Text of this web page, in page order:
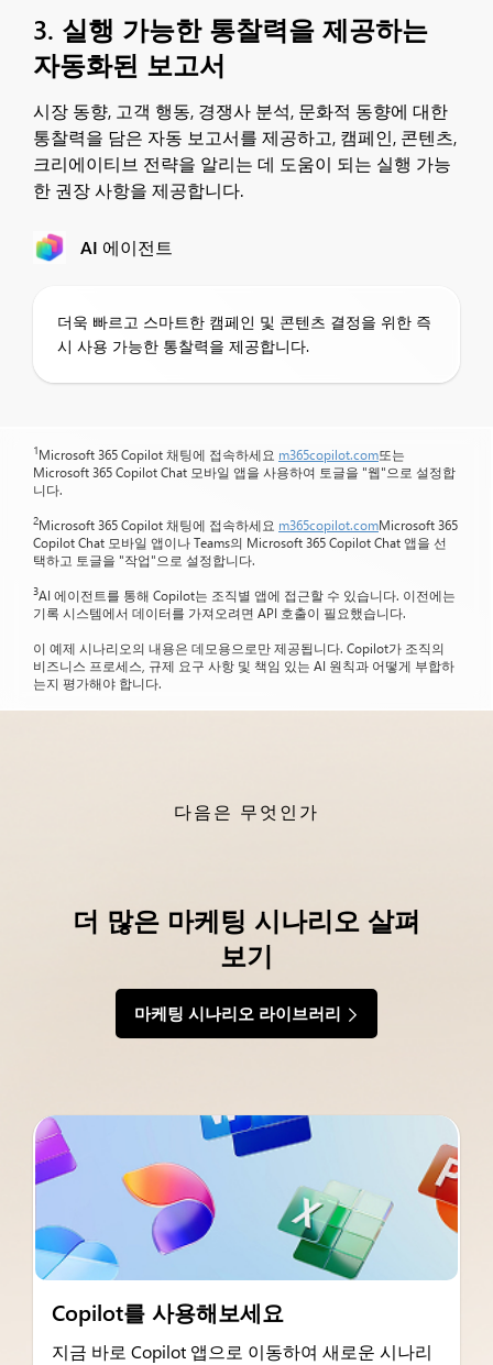
3. 실행 가능한 통찰력을 제공하는
자동화된 보고서
시장 동향, 고객 행동, 경쟁사 분석, 문화적 동향에 대한
통찰력을 담은 자동 보고서를 제공하고, 캠페인, 콘텐츠,
크리에이티브 전략을 알리는 데 도움이 되는 실행 가능
한 권장 사항을 제공합니다.
AI 에이전트
더욱 빠르고 스마트한 캠페인 및 콘텐츠 결정을 위한 즉
시 사용 가능한 통찰력을 제공합니다.
1Microsoft 365 Copilot 채팅에 접속하세요 m365copilot.com또는
Microsoft 365 Copilot Chat 모바일 앱을 사용하여 토글을 "웹"으로 설정합
니다.
2Microsoft 365 Copilot 채팅에 접속하세요 m365copilot.comMicrosoft 365
Copilot Chat 모바일 앱이나 Teams의 Microsoft 365 Copilot Chat 앱을 선
택하고 토글을 "작업"으로 설정합니다.
3AI 에이전트를 통해 Copilot는 조직별 앱에 접근할 수 있습니다. 이전에는
기록 시스템에서 데이터를 가져오려면 API 호출이 필요했습니다.
이 예제 시나리오의 내용은 데모용으로만 제공됩니다. Copilot가 조직의
비즈니스 프로세스, 규제 요구 사항 및 책임 있는 AI 원칙과 어떻게 부합하
는지 평가해야 합니다.
다음은 무엇인가
더 많은 마케팅 시나리오 살펴
보기
마케팅 시나리오 라이브러리
Copilot를 사용해보세요
지금 바로 Copilot 앱으로 이동하여 새로운 시나리